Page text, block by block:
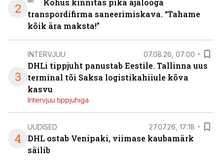
2
Kohus kinnitas pika ajalooga
transpordifirma saneerimiskava. “Tahame
kõik ära maksta!”
3
INTERVJUU 07.08.26, 07:00
DHLi tippjuht panustab Eestile. Tallinna uus
terminal tõi Saksa logistikahiiule kõva
kasvu
Intervjuu tippjuhiga
4
UUDISED 27.07.26, 17:18
DHL ostab Venipaki, viimase kaubamärk
säilib